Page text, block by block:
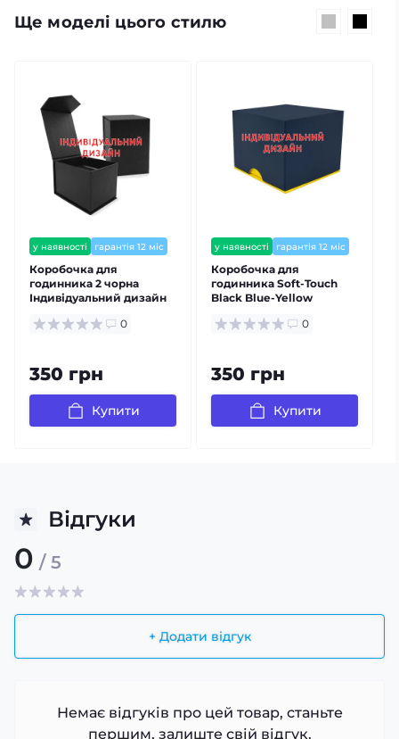
Ще моделі цього стилю
у наявності гарантія 12 міс
Коробочка для
годинника 2 чорна
Індивідуальний дизайн
0
350 грн
Купити
у наявності гарантія 12 міс
Коробочка для
годинника Soft-Touch
Black Blue-Yellow
0
350 грн
Купити
Відгуки
0 / 5
+ Додати відгук
Немає відгуків про цей товар, станьте
першим, залиште свій відгук.